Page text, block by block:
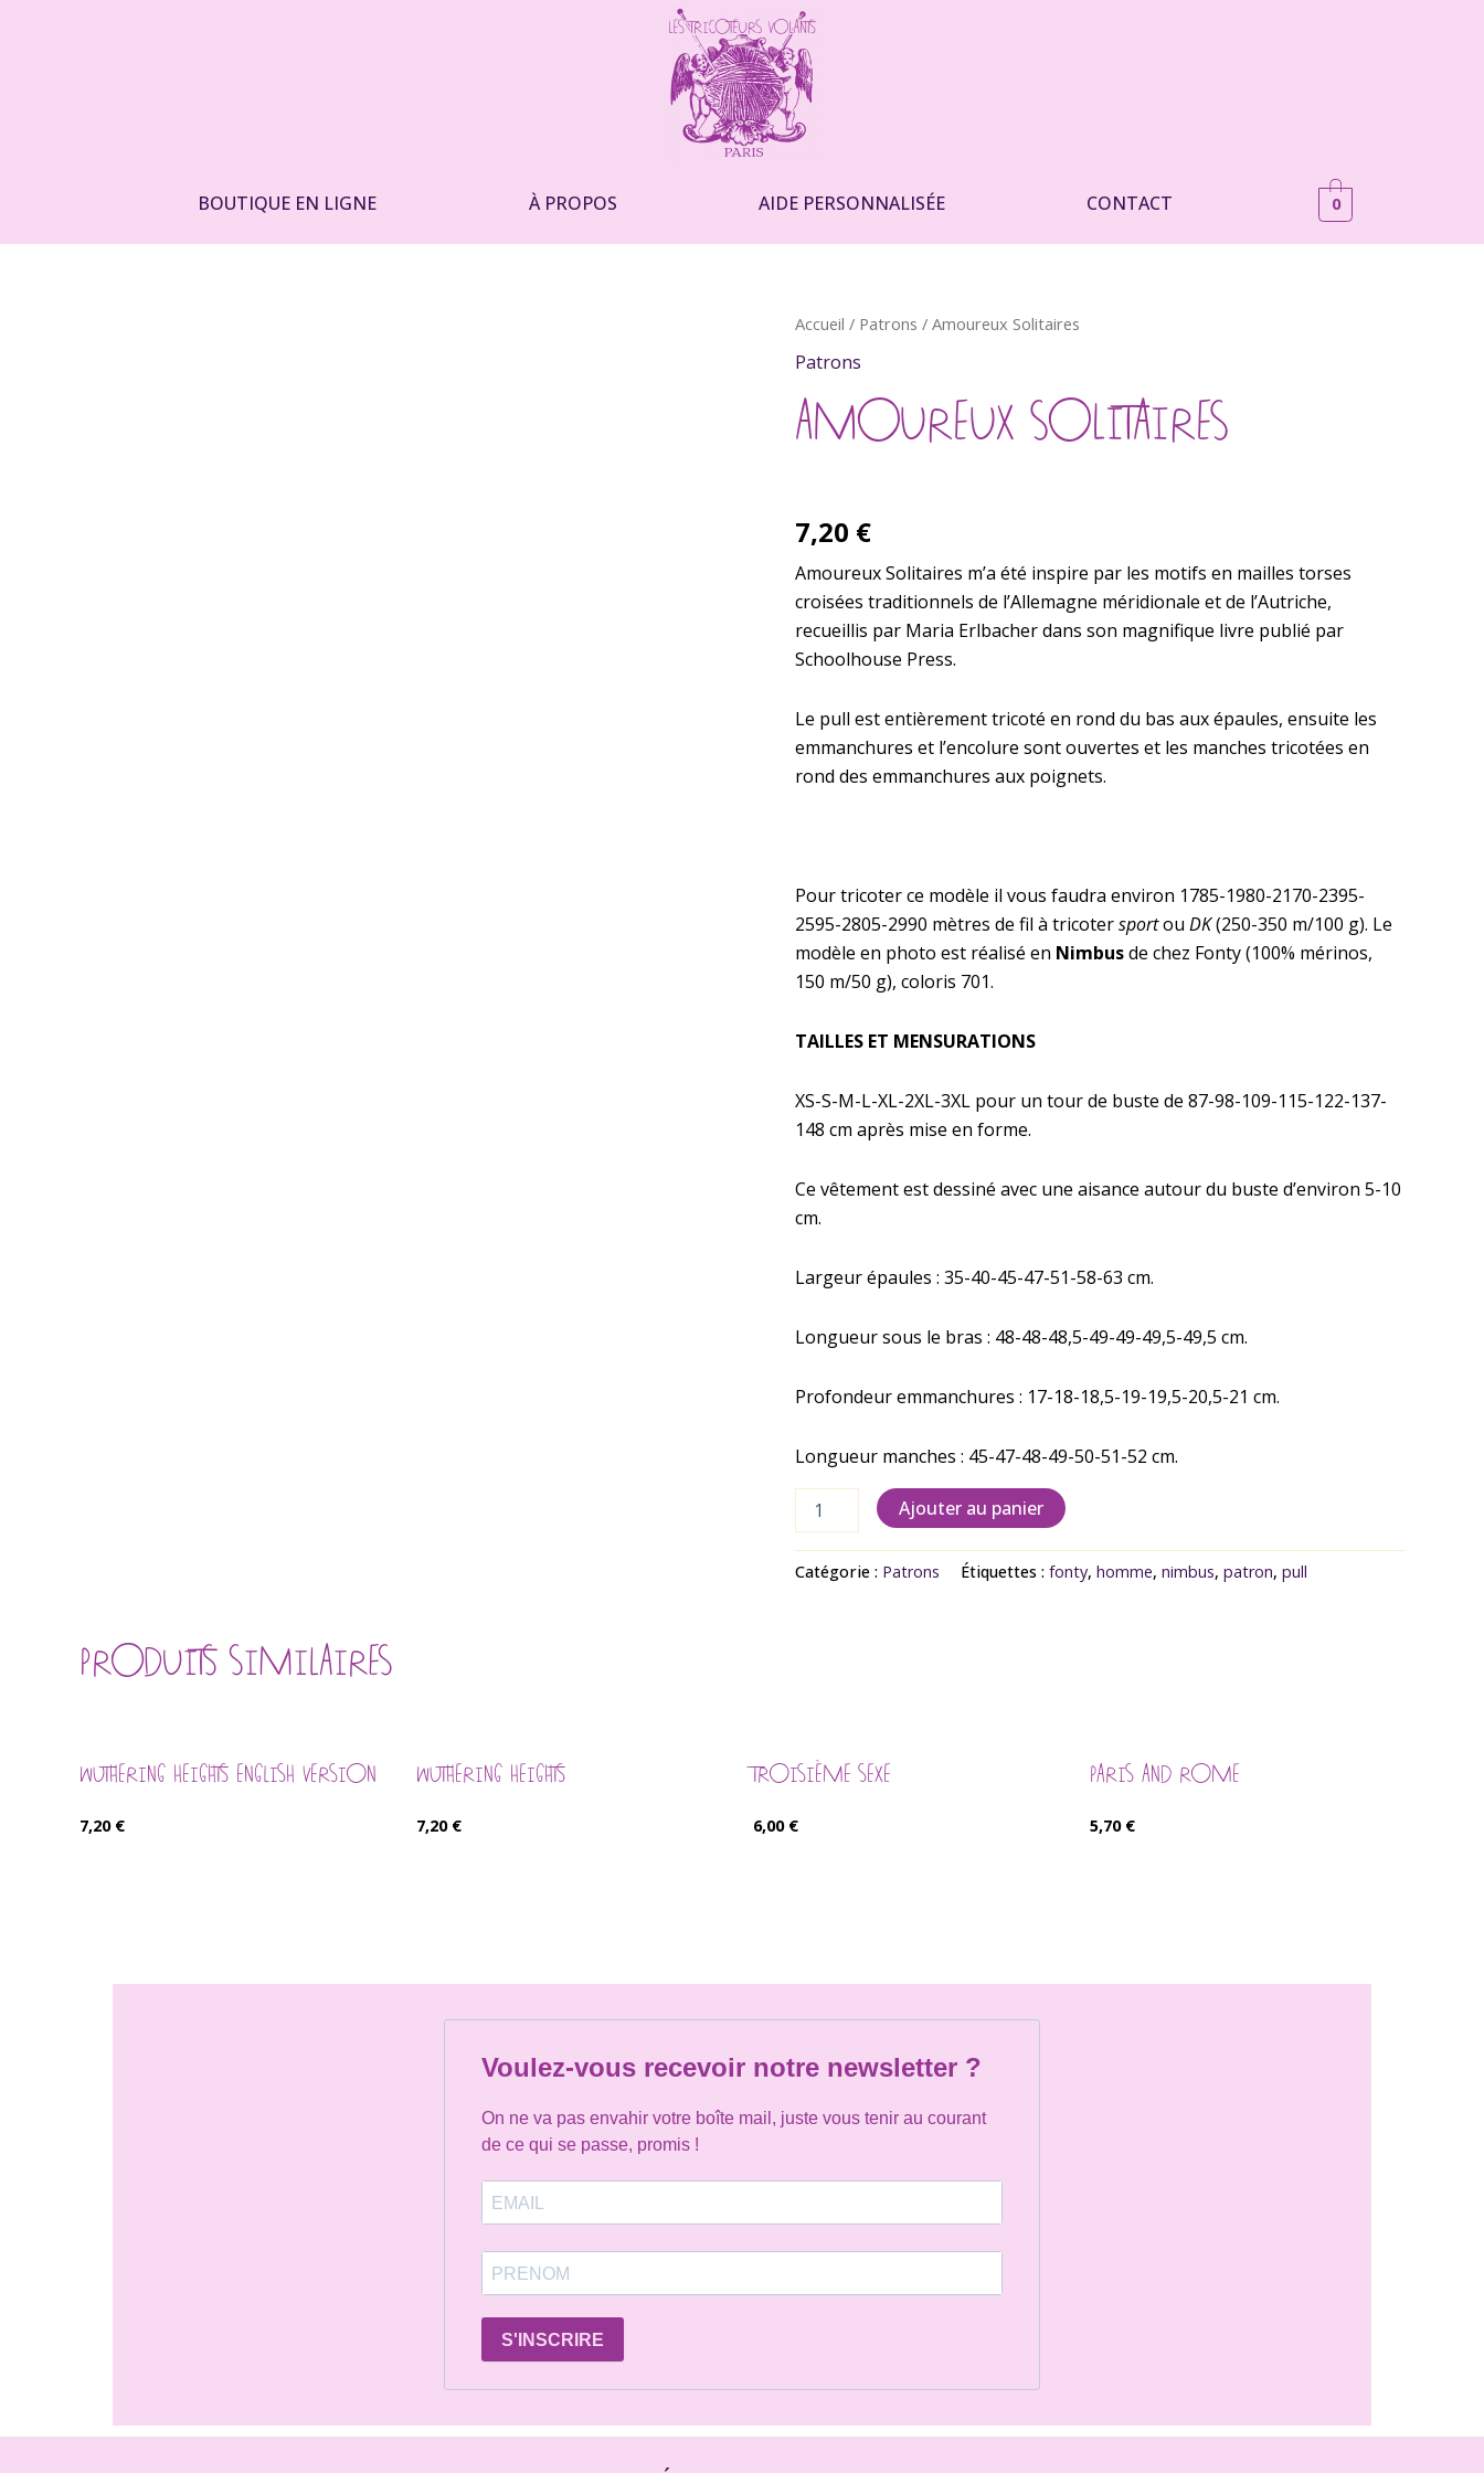
BOUTIQUE EN LIGNE À PROPOS AIDE PERSONNALISÉE CONTACT 0
Accueil / Patrons / Amoureux Solitaires
Patrons
AMOUREUX SOLITAIRES
7,20 €
Amoureux Solitaires m’a été inspire par les motifs en mailles torses
croisées traditionnels de l’Allemagne méridionale et de l’Autriche,
recueillis par Maria Erlbacher dans son magnifique livre publié par
Schoolhouse Press.
Le pull est entièrement tricoté en rond du bas aux épaules, ensuite les
emmanchures et l’encolure sont ouvertes et les manches tricotées en
rond des emmanchures aux poignets.
Pour tricoter ce modèle il vous faudra environ 1785-1980-2170-2395-
2595-2805-2990 mètres de fil à tricotersportou DK(250-350 m/100 g). Le
modèle en photo est réalisé en Nimbusde chez Fonty (100% mérinos,
150 m/50 g), coloris 701.
TAILLES ET MENSURATIONS
XS-S-M-L-XL-2XL-3XL pour un tour de buste de 87-98-109-115-122-137-
148 cm après mise en forme.
Ce vêtement est dessiné avec une aisance autour du buste d’environ 5-10
cm.
Largeur épaules : 35-40-45-47-51-58-63 cm.
Longueur sous le bras : 48-48-48,5-49-49-49,5-49,5 cm.
Profondeur emmanchures : 17-18-18,5-19-19,5-20,5-21 cm.
Longueur manches : 45-47-48-49-50-51-52 cm.
quantité
Amoureux
Ajouter au panier
Catégorie : Patrons Étiquettes : fonty, homme, nimbus, patron, pull
PRODUITS SIMILAIRES
WUTHERING HEIGHTS ENGLISH VERSION
7,20 €
WUTHERING HEIGHTS
7,20 €
TROISIÈME SEXE
6,00 €
PARIS AND ROME
5,70 €
Voulez-vous recevoir notre newsletter ?
On ne va pas envahir votre boîte mail, juste vous tenir au courant
de ce qui se passe, promis !
S'INSCRIRE